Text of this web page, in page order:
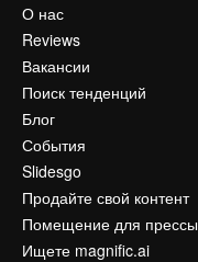
О нас
Reviews
Вакансии
Поиск тенденций
Блог
События
Slidesgo
Продайте свой контент
Помещение для прессы
Ищете magnific.ai